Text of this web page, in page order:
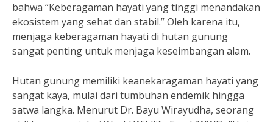
bahwa “Keberagaman hayati yang tinggi menandakan
ekosistem yang sehat dan stabil.” Oleh karena itu,
menjaga keberagaman hayati di hutan gunung
sangat penting untuk menjaga keseimbangan alam.
Hutan gunung memiliki keanekaragaman hayati yang
sangat kaya, mulai dari tumbuhan endemik hingga
satwa langka. Menurut Dr. Bayu Wirayudha, seorang